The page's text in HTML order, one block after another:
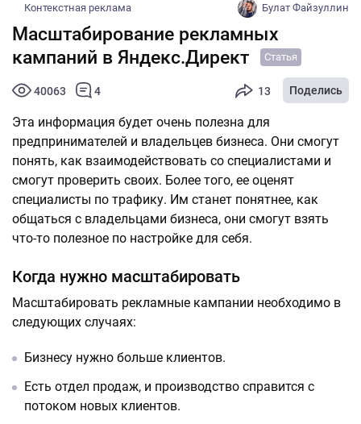
Контекстная реклама Булат Файзуллин
Масштабирование рекламных
кампаний в Яндекс.Директ
Статья
40063 4 13 Поделись
Эта информация будет очень полезна для
предпринимателей и владельцев бизнеса. Они смогут
понять, как взаимодействовать со специалистами и
смогут проверить своих. Более того, ее оценят
специалисты по трафику. Им станет понятнее, как
общаться с владельцами бизнеса, они смогут взять
что-то полезное по настройке для себя.
Когда нужно масштабировать
Масштабировать рекламные кампании необходимо в
следующих случаях:
Бизнесу нужно больше клиентов.
Есть отдел продаж, и производство справится с
потоком новых клиентов.